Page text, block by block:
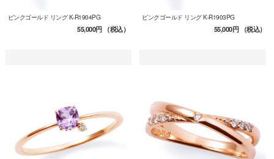
ピンクゴールド リング K-R1904PG
55,000円（税込）
ピンクゴールド リング K-R1903PG
55,000円（税込）